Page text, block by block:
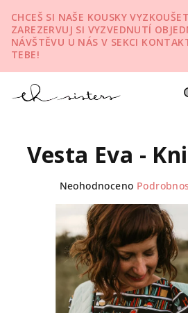
obsah
CHCEŠ SI NAŠE KOUSKY
ZAREZERVUJ SI VYZVEDNUTÍ
NÁVŠTĚVU U NÁS V SEKCI
TEBE!
Vesta Eva -
Neohodnoceno